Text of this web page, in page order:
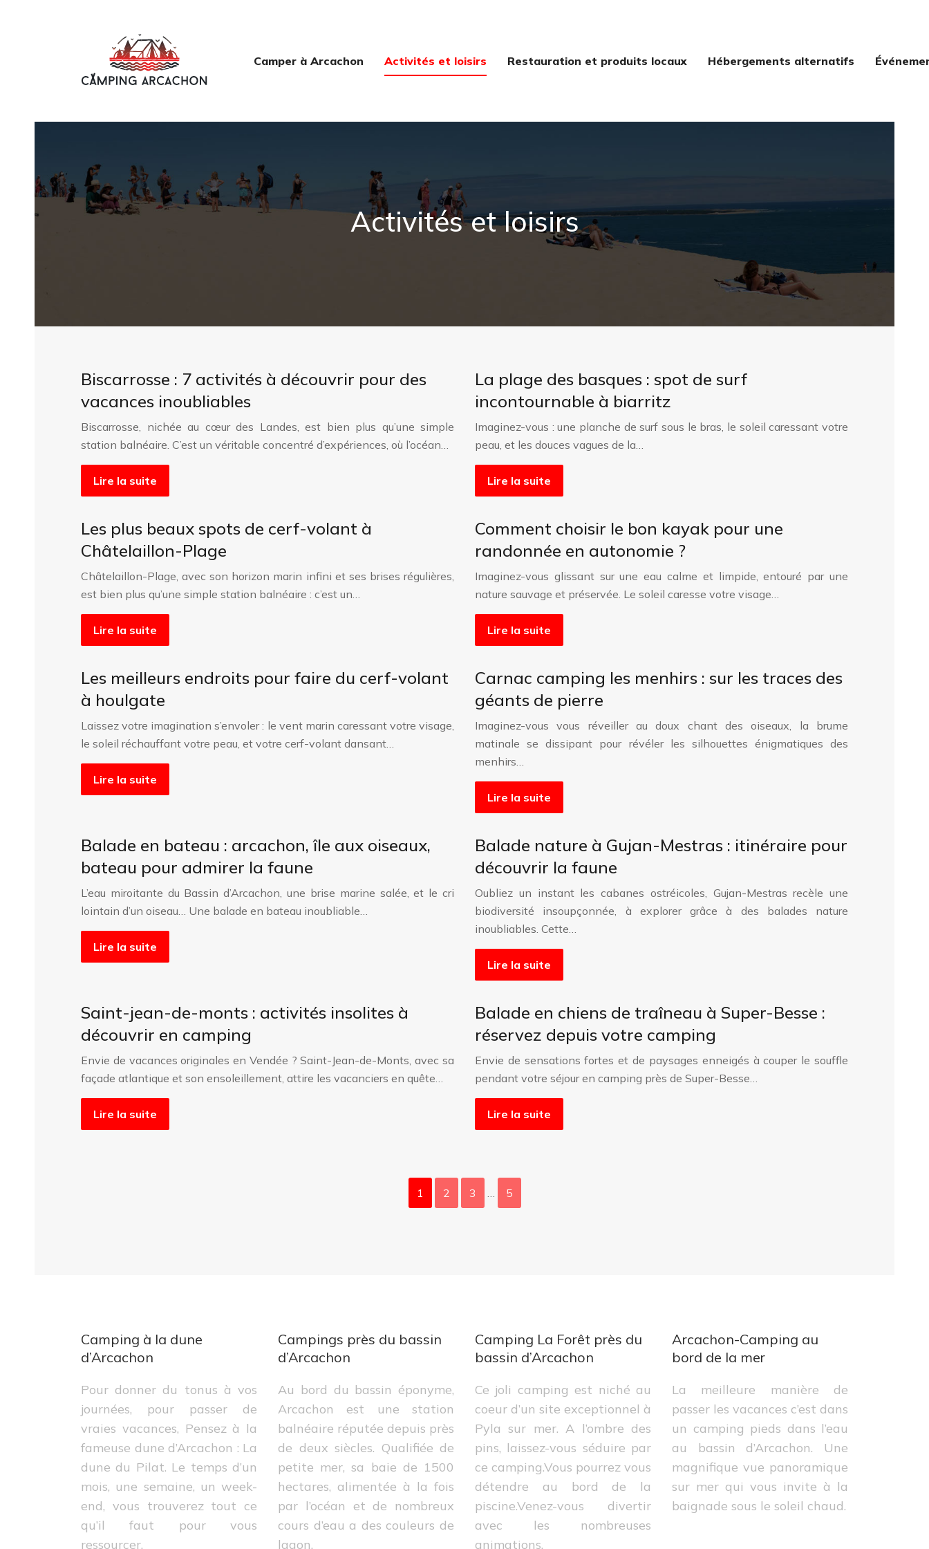
Camper à Arcachon Activités et loisirs Restauration et produits locaux Hébergements alternatifs
Activités et loisirs
Biscarrosse : 7 activités à découvrir pour des
vacances inoubliables
Biscarrosse, nichée au cœur des Landes, est bien plus qu’une simple
station balnéaire. C’est un véritable concentré d’expériences, où l’océan…
Lire la suite
La plage des basques : spot de surf
incontournable à biarritz
Imaginez-vous : une planche de surf sous le bras, le soleil caressant votre
peau, et les douces vagues de la…
Lire la suite
Les plus beaux spots de cerf-volant à
Châtelaillon-Plage
Châtelaillon-Plage, avec son horizon marin infini et ses brises régulières,
est bien plus qu’une simple station balnéaire : c’est un…
Lire la suite
Comment choisir le bon kayak pour une
randonnée en autonomie ?
Imaginez-vous glissant sur une eau calme et limpide, entouré par une
nature sauvage et préservée. Le soleil caresse votre visage…
Lire la suite
Les meilleurs endroits pour faire du cerf-volant
à houlgate
Laissez votre imagination s’envoler : le vent marin caressant votre visage,
le soleil réchauffant votre peau, et votre cerf-volant dansant…
Lire la suite
Carnac camping les menhirs : sur les traces des
géants de pierre
Imaginez-vous vous réveiller au doux chant des oiseaux, la brume
matinale se dissipant pour révéler les silhouettes énigmatiques des
menhirs…
Lire la suite
Balade en bateau : arcachon, île aux oiseaux,
bateau pour admirer la faune
L’eau miroitante du Bassin d’Arcachon, une brise marine salée, et le cri
lointain d’un oiseau… Une balade en bateau inoubliable…
Lire la suite
Balade nature à Gujan-Mestras : itinéraire pour
découvrir la faune
Oubliez un instant les cabanes ostréicoles, Gujan-Mestras recèle une
biodiversité insoupçonnée, à explorer grâce à des balades nature
inoubliables. Cette…
Lire la suite
Saint-jean-de-monts : activités insolites à
découvrir en camping
Envie de vacances originales en Vendée ? Saint-Jean-de-Monts, avec sa
façade atlantique et son ensoleillement, attire les vacanciers en quête…
Lire la suite
Balade en chiens de traîneau à Super-Besse :
réservez depuis votre camping
Envie de sensations fortes et de paysages enneigés à couper le souffle
pendant votre séjour en camping près de Super-Besse…
Lire la suite
1 2 3 … 5
Camping à la dune
d’Arcachon
Pour donner du tonus à vos
journées, pour passer de
vraies vacances, Pensez à la
fameuse dune d’Arcachon : La
dune du Pilat. Le temps d’un
mois, une semaine, un week-
end, vous trouverez tout ce
qu’il faut pour vous
ressourcer.
Campings près du bassin
d’Arcachon
Au bord du bassin éponyme,
Arcachon est une station
balnéaire réputée depuis près
de deux siècles. Qualifiée de
petite mer, sa baie de 1500
hectares, alimentée à la fois
par l’océan et de nombreux
cours d’eau a des couleurs de
lagon.
Camping La Forêt près du
bassin d’Arcachon
Ce joli camping est niché au
coeur d’un site exceptionnel à
Pyla sur mer. A l’ombre des
pins, laissez-vous séduire par
ce camping.Vous pourrez vous
détendre au bord de la
piscine.Venez-vous divertir
avec les nombreuses
animations.
Arcachon-Camping au
bord de la mer
La meilleure manière de
passer les vacances c’est dans
un camping pieds dans l’eau
au bassin d’Arcachon. Une
magnifique vue panoramique
sur mer qui vous invite à la
baignade sous le soleil chaud.